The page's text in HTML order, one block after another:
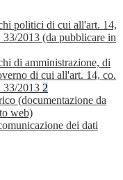
politici di cui all'art. 14,
2013 (da pubblicare in
di amministrazione, di
di cui all'art. 14, co.
33/2013 2
(documentazione da
web)
dei dati